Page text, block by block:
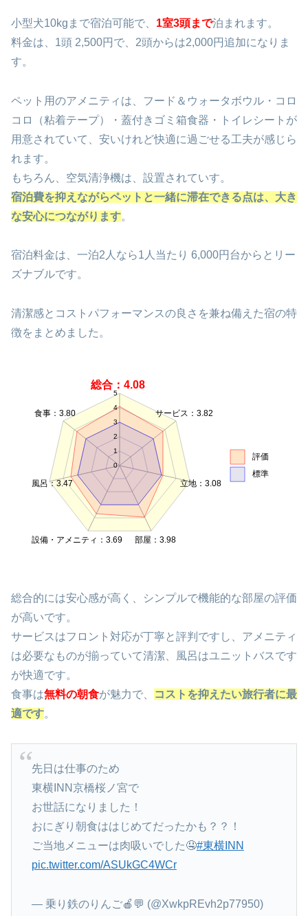
小型犬10kgまで宿泊可能で、 1室3頭まで泊まれます。
料金は、1頭 2,500円で、2頭からは2,000円追加になりま
す。
ペット用のアメニティは、フード＆ウォータボウル・コロ
コロ（粘着テープ）・蓋付きゴミ箱食器・トイレシートが
用意されていて、安いけれど快適に過ごせる工夫が感じら
れます。
もちろん、空気清浄機は、設置されていす。
宿泊費を抑えながらペットと一緒に滞在できる点は、大き
な安心につながります。
宿泊料金は、一泊2人なら1人当たり 6,000円台からとリー
ズナブルです。
清潔感とコストパフォーマンスの良さを兼ね備えた宿の特
徴をまとめました。
0
1
2
3
4
5
総合：4.08
サービス：3.82
立地：3.08
部屋：3.98
設備・アメニティ：3.69
風呂：3.47
食事：3.80
評価
標準
総合的には安心感が高く、シンプルで機能的な部屋の評価
が高いです。
サービスはフロント対応が丁寧と評判ですし、アメニティ
は必要なものが揃っていて清潔、風呂はユニットバスです
が快適です。
食事は無料の朝食が魅力で、
コストを抑えたい旅行者に最
適です。
先日は仕事のため
東横INN京橋桜ノ宮で
お世話になりました！
おにぎり朝食ははじめてだったかも？？！
ご当地メニューは肉吸いでした🤤#東横INN
pic.twitter.com/ASUkGC4WCr
— 乗り鉄のりんご🍎💬 (@XwkpREvh2p77950)